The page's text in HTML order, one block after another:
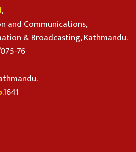
,
and Communications,
& Broadcasting, Kathmandu.
76
.1641